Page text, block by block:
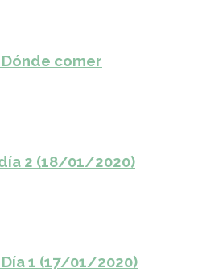
comer
2 (18/01/2020)
1 (17/01/2020)